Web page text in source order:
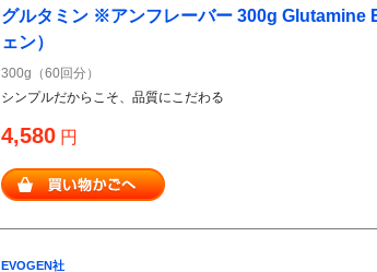
グルタミン ※アンフレーバー 300g Glutamine
ェン）
300g（60回分）
シンプルだからこそ、品質にこだわる
4,580 円
EVOGEN社